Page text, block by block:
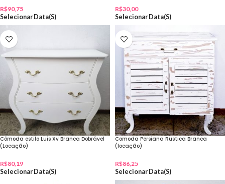
R$90,75
Selecionar Data(s)
R$30,00
Selecionar Data(s)
Cômoda estilo Luis Xv Branca Dobrável
(Locação)
R$80,19
Selecionar Data(s)
Comoda Persiana Rustica Branca
(locação)
R$86,25
Selecionar Data(s)